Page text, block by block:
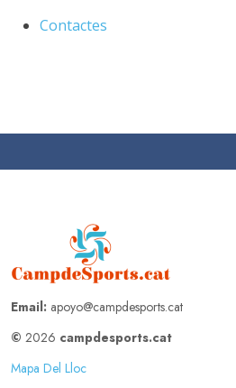
Contactes
Email: apoyo@campdesports.cat
© 2026 campdesports.cat
Mapa Del Lloc